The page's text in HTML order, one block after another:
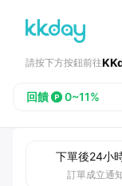
請按下方按鈕前往
回饋 0~11%
下單後24小
訂單成立通